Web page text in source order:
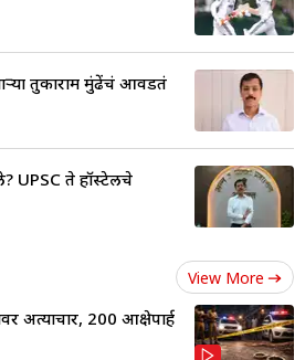
तुकाराम मुंढेंचं आवडतं
UPSC ते हॉस्टेलचे
View More
अत्याचार, 200 आक्षेपार्ह